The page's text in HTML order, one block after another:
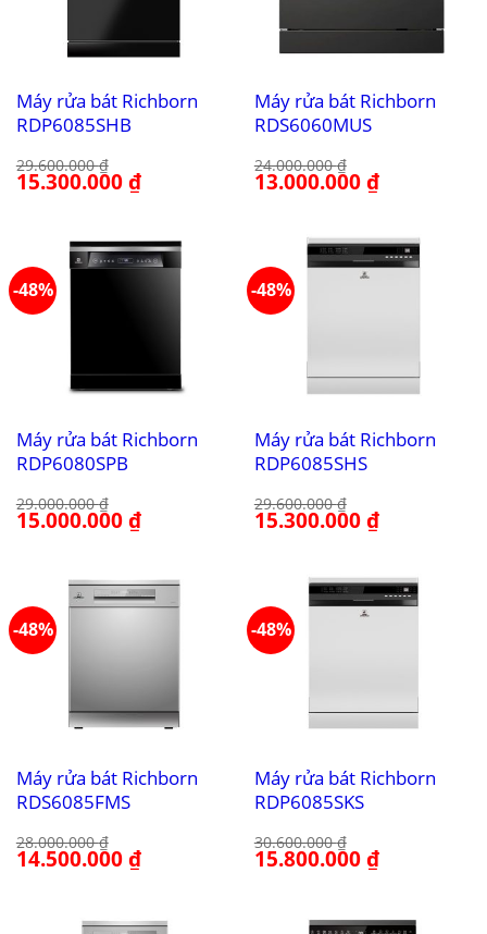
Máy rửa bát Richborn
RDP6085SHB
29.600.000₫
Giá
gốc
15.300.000₫Giá
hiện
Máy rửa bát Richborn
RDS6060MUS
24.000.000₫
Giá
gốc
13.000.000₫Giá
hiện
13.000.000 ₫.
-48%
Máy rửa bát Richborn
RDP6080SPB
29.000.000₫
Giá
gốc
15.000.000₫Giá
hiện
-48%
Máy rửa bát Richborn
RDP6085SHS
29.600.000₫
Giá
gốc
15.300.000₫Giá
hiện
15.300.000 ₫.
-48%
Máy rửa bát Richborn
RDS6085FMS
28.000.000₫
Giá
gốc
14.500.000₫Giá
hiện
-48%
Máy rửa bát Richborn
RDP6085SKS
30.600.000₫
Giá
gốc
15.800.000₫Giá
hiện